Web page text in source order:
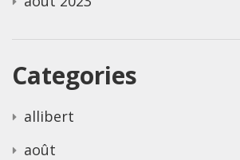
Categories
allibert
août